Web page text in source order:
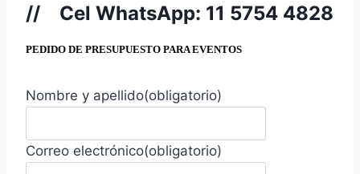
// Cel WhatsApp: 11 5754 4828
PEDIDO DE PRESUPUESTO PARA EVENTOS
Nombre y apellido(obligatorio)
Correo electrónico(obligatorio)